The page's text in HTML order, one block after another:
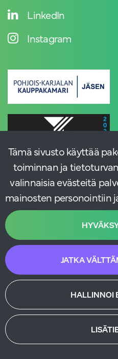
Tämä sivusto käyttää
toiminnan ja
valinnaisia evästeitä
mainosten personointiin
JATKA
HALLINNOI
LinkedIn
Instagram
Käytämme markkinnoinnissa ja